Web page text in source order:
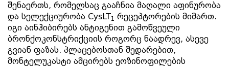
შენაერთს, რომელსაც გააჩნია მაღალი აფინურობა
და სელექციურობა CysLT1 რეცეპტორების მიმართ.
იგი აინჰიბირებს ანტიგენით გამოწვეული
ბრონქოკონსტრიქციის როგორც ნაადრევ, ასევე
გვიან ფაზას. პლაცებოსთან შედარებით,
მონტელუკასტი ამცირებს ეოზინოფილების